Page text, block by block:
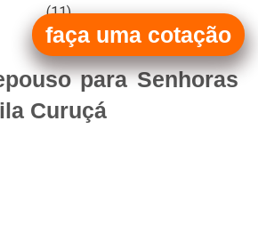
(11)
(11)
para Senhoras
Curuçá
faça uma cotação